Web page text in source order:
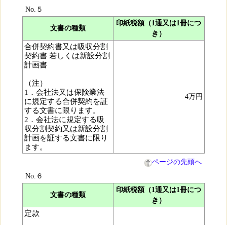
No.５
文書の種類
印紙税額（1通又は1冊につ
き）
合併契約書又は吸収分割
契約書 若しくは新設分割
計画書
（注）
1．会社法又は保険業法
に規定する合併契約を証
する文書に限ります。
2．会社法に規定する吸
収分割契約又は新設分割
計画を証する文書に限り
ます。
4万円
ページの先頭へ
No.６
文書の種類
印紙税額（1通又は1冊につ
き）
定款